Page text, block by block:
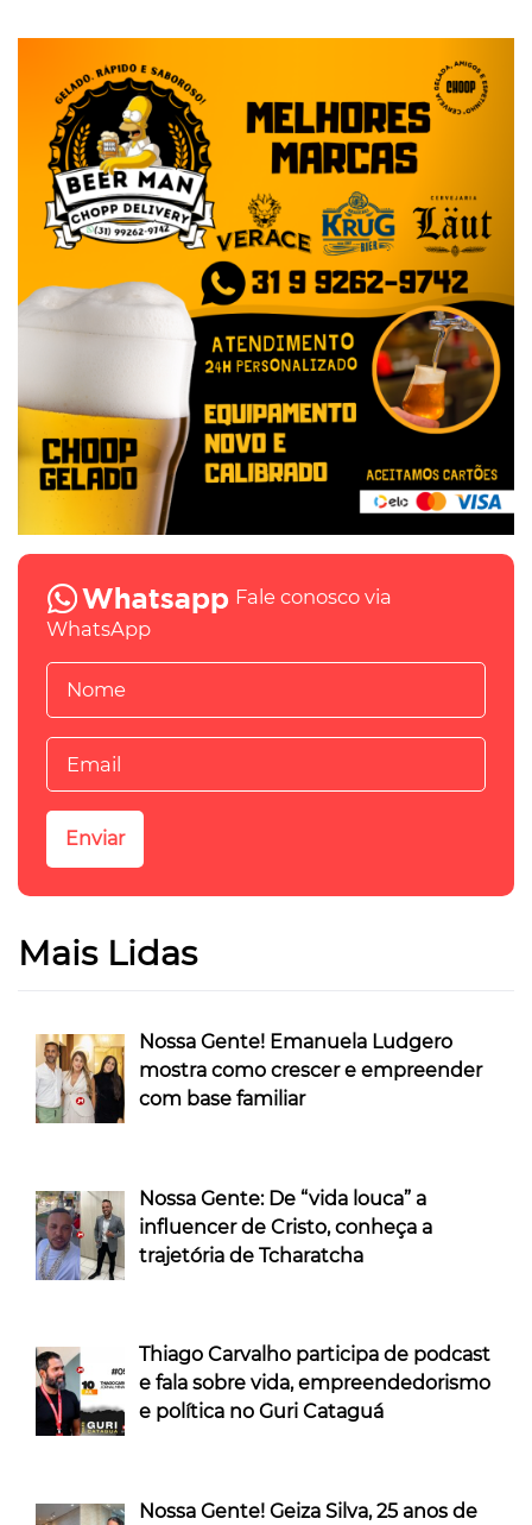
Fale conosco via
WhatsApp
Mais Lidas
Nossa Gente! Emanuela Ludgero
mostra como crescer e empreender
com base familiar
Nossa Gente: De “vida louca” a
influencer de Cristo, conheça a
trajetória de Tcharatcha
Thiago Carvalho participa de podcast
e fala sobre vida, empreendedorismo
e política no Guri Cataguá
Nossa Gente! Geiza Silva, 25 anos de